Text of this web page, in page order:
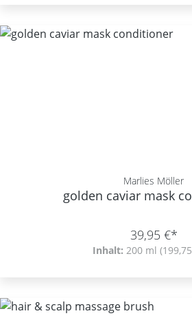
Marlies Möller
golden caviar mask
39,95 €*
Inhalt: 200 ml